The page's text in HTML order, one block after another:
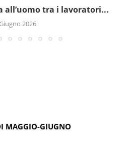
all’uomo tra i lavoratori...
2026
MAGGIO-GIUGNO